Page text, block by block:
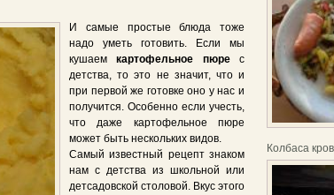
И самые простые блюда тоже
надо уметь готовить. Если мы
кушаемкартофельное пюрес
детства, то это не значит, что и
при первой же готовке оно у нас и
получится. Особенно если учесть,
что даже картофельное пюре
может быть нескольких видов.
Самый известный рецепт знаком
нам с детства из школьной или
детсадовской столовой. Вкус этого
Колбаса